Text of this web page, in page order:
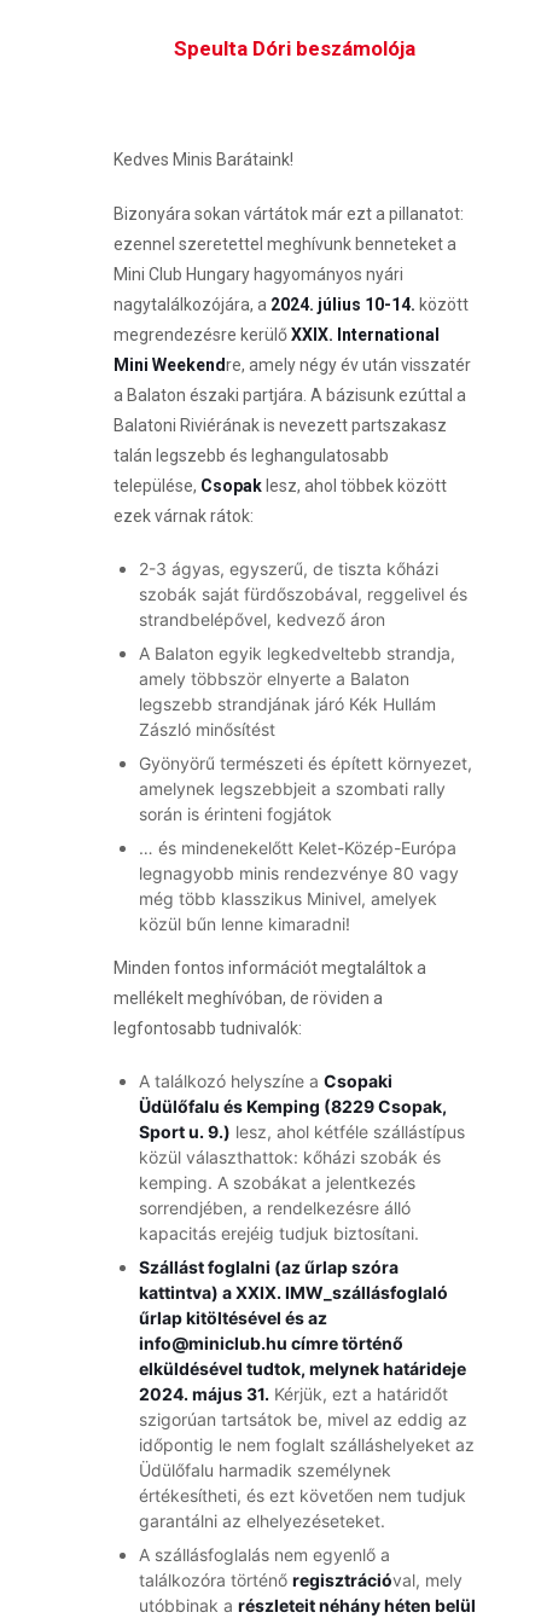
Speulta Dóri beszámolója
Kedves Minis Barátaink!
Bizonyára sokan vártátok már ezt a pillanatot:
ezennel szeretettel meghívunk benneteket a
Mini Club Hungary hagyományos nyári
nagytalálkozójára, a 2024. július 10-14. között
megrendezésre kerülőXXIX. International
Mini Weekendre, amely négy év után visszatér
a Balaton északi partjára. A bázisunk ezúttal a
Balatoni Riviérának is nevezett partszakasz
talán legszebb és leghangulatosabb
települése, Csopak lesz, ahol többek között
ezek várnak rátok:
2-3 ágyas, egyszerű, de tiszta kőházi
szobák saját fürdőszobával, reggelivel és
strandbelépővel, kedvező áron
A Balaton egyik legkedveltebb strandja,
amely többször elnyerte a Balaton
legszebb strandjának járó Kék Hullám
Zászló minősítést
Gyönyörű természeti és épített környezet,
amelynek legszebbjeit a szombati rally
során is érinteni fogjátok
… és mindenekelőtt Kelet-Közép-Európa
legnagyobb minis rendezvénye 80 vagy
még több klasszikus Minivel, amelyek
közül bűn lenne kimaradni!
Minden fontos információt megtaláltok a
mellékelt meghívóban, de röviden a
legfontosabb tudnivalók:
A találkozó helyszíne a Csopaki
Üdülőfalu és Kemping (8229 Csopak,
Sport u. 9.) lesz, ahol kétféle szállástípus
közül választhattok: kőházi szobák és
kemping. A szobákat a jelentkezés
sorrendjében, a rendelkezésre álló
kapacitás erejéig tudjuk biztosítani.
Szállást foglalni (az űrlap szóra
kattintva) aXXIX. IMW_szállásfoglaló
űrlapkitöltésével és az
info@miniclub.hu címre történő
elküldésével tudtok, melynek határideje
2024. május 31. Kérjük, ezt a határidőt
szigorúan tartsátok be, mivel az eddig az
időpontig le nem foglalt szálláshelyeket az
Üdülőfalu harmadik személynek
értékesítheti, és ezt követően nem tudjuk
garantálni az elhelyezéseteket.
A szállásfoglalás nem egyenlő a
találkozóra történő regisztrációval, mely
utóbbinak a részleteit néhány héten belül